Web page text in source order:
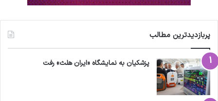
پربازدیدترین مطالب
پزشکیان به نمایشگاه «ایران هلث» رفت